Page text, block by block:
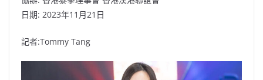
日期: 2023年11月21日
記者:Tommy Tang